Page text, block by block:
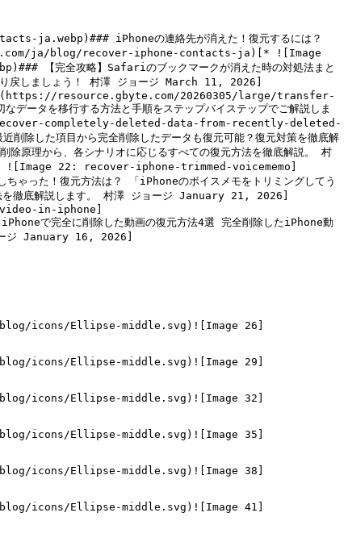
iPhoneの連絡先が消えた！復元するには？
ja/blog/recover-iphone-contacts-ja)[* ![Image
攻略】Safariのブックマークが消えた時の対処法まと
り戻しましょう！ 村澤 ジョージ March 11, 2026]
resource.gbyte.com/20260305/large/transfer-
タを移行する方法と手順をステップバイステップでご解説しま
completely-deleted-data-from-recently-deleted-
から完全削除したデータも復元可能？復元対策を徹底解
除原理から、各シナリオに応じるすべての復元方法を徹底解説。 村
22: recover-iphone-trimmed-voicememo]
！復元方法は？ 「iPhoneのボイスメモをトリミングしてう
法を徹底解説します。 村澤 ジョージ January 21, 2026]
in-iphone]
全に削除した動画の復元方法4選 完全削除したiPhone動
ージ January 16, 2026]
icons/Ellipse-middle.svg)![Image 26]
icons/Ellipse-middle.svg)![Image 29]
icons/Ellipse-middle.svg)![Image 32]
icons/Ellipse-middle.svg)![Image 35]
icons/Ellipse-middle.svg)![Image 38]
icons/Ellipse-middle.svg)![Image 41]